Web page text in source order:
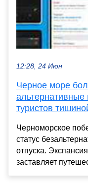
12:28, 24 Июн
Черное море
туристов
Черноморское
статус
отпуска.
заставляет